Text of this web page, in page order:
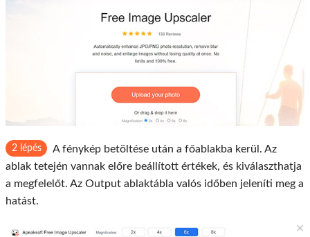
2 lépés
A fénykép betöltése után a főablakba kerül. Az
ablak tetején vannak előre beállított értékek, és kiválaszthatja
a megfelelőt. Az Output ablaktábla valós időben jeleníti meg a
hatást.